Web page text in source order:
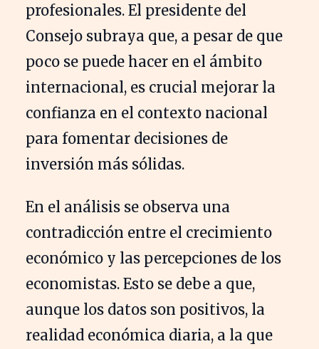
profesionales. El presidente del
Consejo subraya que, a pesar de que
poco se puede hacer en el ámbito
internacional, es crucial mejorar la
confianza en el contexto nacional
para fomentar decisiones de
inversión más sólidas.
En el análisis se observa una
contradicción entre el crecimiento
económico y las percepciones de los
economistas. Esto se debe a que,
aunque los datos son positivos, la
realidad económica diaria, a la que